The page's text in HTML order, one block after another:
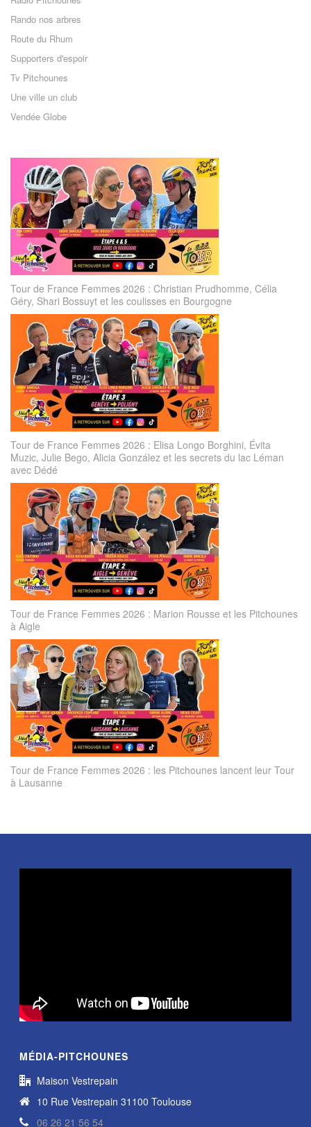
Rando nos arbres
Route du Rhum
Supporters d'espoir
Tv Pitchounes
Une ville un club
Vendée Globe
Tour de France Femmes 2026 : Christian Prudhomme, Célia
Géry, Shari Bossuyt et les coulisses en Bourgogne
Tour de France Femmes 2026 : Elisa Longo Borghini, Évita
Muzic, Julie Bego, Alicia González et les secrets du lac Léman
avec Dédé
Tour de France Femmes 2026 : Marion Rousse et les Pitchounes
à Aigle
Tour de France Femmes 2026 : les Pitchounes lancent leur Tour
à Lausanne
MÉDIA-PITCHOUNES
Maison Vestrepain
10 Rue Vestrepain 31100 Toulouse
06 26 21 56 54